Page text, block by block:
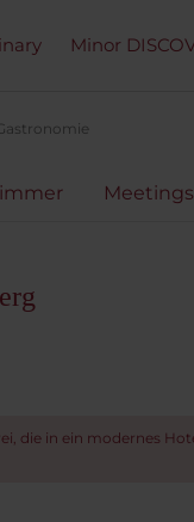
Minor
die in ein modernes